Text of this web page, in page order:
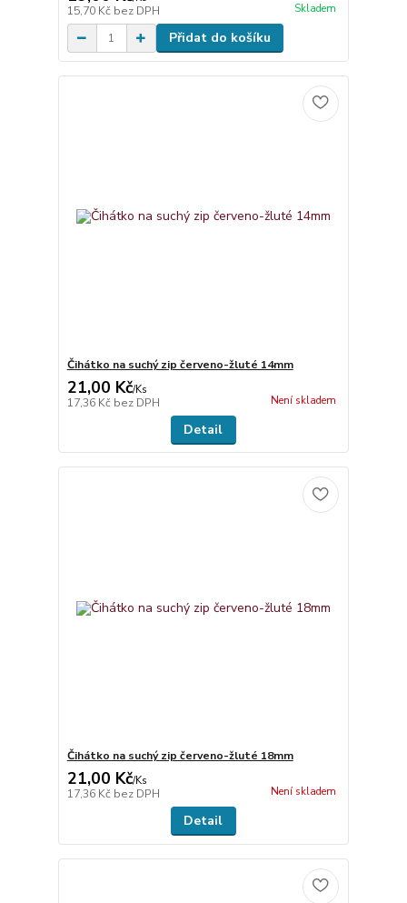
15,70 Kč bez DPH Skladem
Přidat do košíku
Čihátko na suchý zip červeno-žluté 14mm
21,00 Kč/Ks
17,36 Kč bez DPH Není skladem
Detail
Čihátko na suchý zip červeno-žluté 18mm
21,00 Kč/Ks
17,36 Kč bez DPH Není skladem
Detail